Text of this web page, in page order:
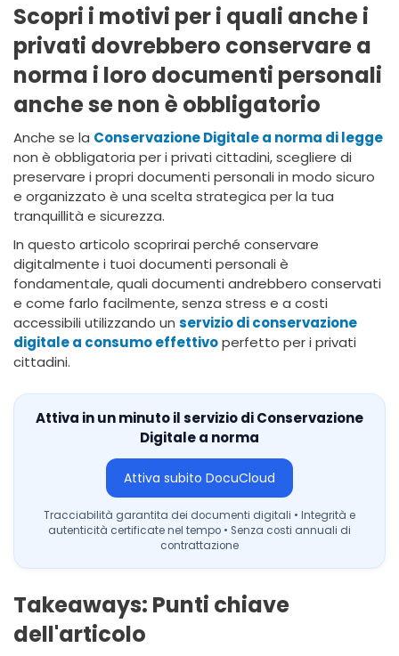
Scopri i motivi per i quali anche i
privati dovrebbero conservare a
norma i loro documenti personali
anche se non è obbligatorio
Anche se la Conservazione Digitale a norma di legge
non è obbligatoria per i privati cittadini, scegliere di
preservare i propri documenti personali in modo sicuro
e organizzato è una scelta strategica per la tua
tranquillità e sicurezza.
In questo articolo scoprirai perché conservare
digitalmente i tuoi documenti personali è
fondamentale, quali documenti andrebbero conservati
e come farlo facilmente, senza stress e a costi
accessibili utilizzando un servizio di conservazione
digitale a consumo effettivoperfetto per i privati
cittadini.
Attiva in un minuto il servizio di Conservazione
Digitale a norma
Attiva subito DocuCloud
Tracciabilità garantita dei documenti digitali • Integrità e
autenticità certificate nel tempo • Senza costi annuali di
contrattazione
Takeaways: Punti chiave
dell'articolo